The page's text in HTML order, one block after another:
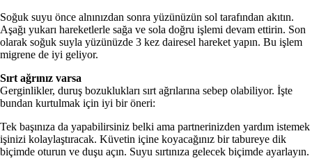
Soğuk suyu önce alnınızdan sonra yüzünüzün sol tarafından akıtın.
Aşağı yukarı hareketlerle sağa ve sola doğru işlemi devam ettirin. Son
olarak soğuk suyla yüzünüzde 3 kez dairesel hareket yapın. Bu işlem
migrene de iyi geliyor.
Sırt ağrınız varsa
Gerginlikler, duruş bozuklukları sırt ağrılarına sebep olabiliyor. İşte
bundan kurtulmak için iyi bir öneri:
Tek başınıza da yapabilirsiniz belki ama partnerinizden yardım istemek
işinizi kolaylaştıracak. Küvetin içine koyacağınız bir tabureye dik
biçimde oturun ve duşu açın. Suyu sırtınıza gelecek biçimde ayarlayın.